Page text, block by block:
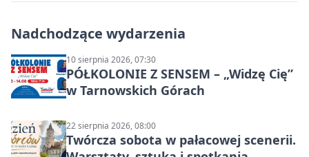
Nadchodzące wydarzenia
10 sierpnia 2026, 07:30
PÓŁKOLONIE Z SENSEM – „Widzę Cię”
w Tarnowskich Górach
22 sierpnia 2026, 08:00
Twórcza sobota w pałacowej scenerii.